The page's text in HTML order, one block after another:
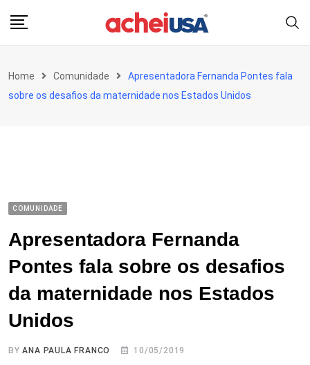
Home Comunidade
Apresentadora Fernanda Pontes fala
sobre os desafios da maternidade nos Estados Unidos
COMUNIDADE
Apresentadora Fernanda
Pontes fala sobre os desafios
da maternidade nos Estados
Unidos
BYANA PAULA FRANCO 10/05/2019